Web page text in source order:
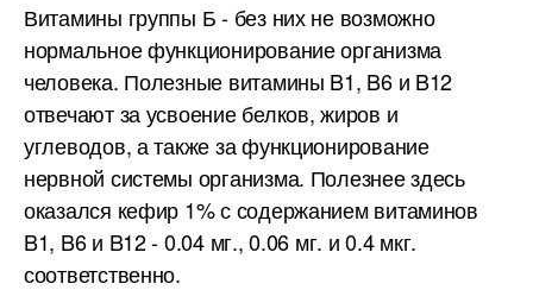
Витамины группы Б - без них не возможно
нормальное функционирование организма
человека. Полезные витамины B1, B6 и B12
отвечают за усвоение белков, жиров и
углеводов, а также за функционирование
нервной системы организма. Полезнее здесь
оказался кефир 1% с содержанием витаминов
B1, B6 и B12 - 0.04 мг., 0.06 мг. и 0.4 мкг.
соответственно.